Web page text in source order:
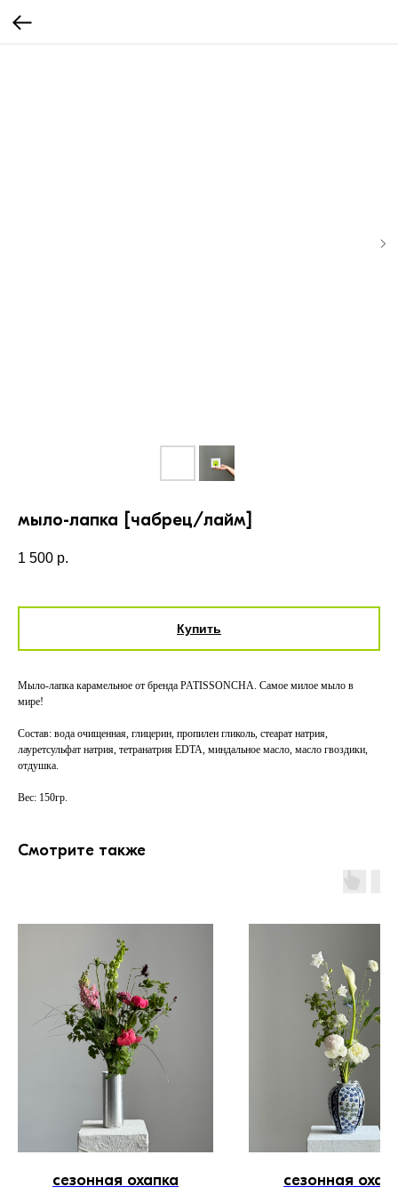
мыло-лапка [чабрец/лайм]
1 500 р.
Купить
Мыло-лапка карамельное от бренда PATISSONCHA. Самое милое мыло в
мире!
Состав: вода очищенная, глицерин, пропилен гликоль, стеарат натрия,
лауретсульфат натрия, тетранатрия EDTA, миндальное масло, масло гвоздики,
отдушка.
Вес: 150гр.
Смотрите также
сезонная охапка сезонная